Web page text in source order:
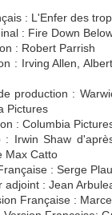
: L'Enfer des
: Fire Down
: Robert Parrish
: Irving Allen,
production :
Pictures
: Columbia
: Irwin Shaw
Max Catto
: Serge
adjoint : Jean
Française :